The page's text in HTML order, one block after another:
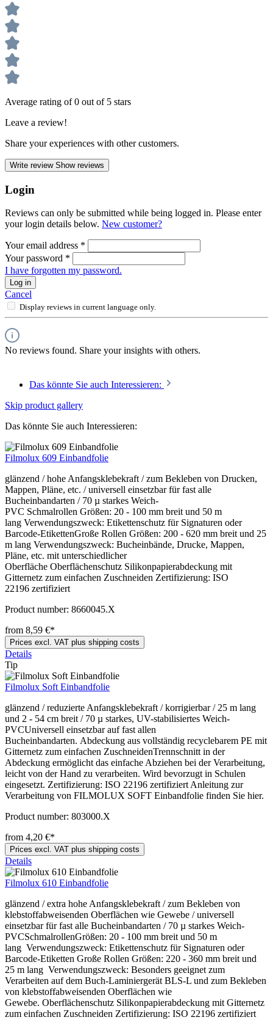
Average rating of 0 out of 5 stars
Leave a review!
Share your experiences with other customers.
Write review Show reviews
Login
Reviews can only be submitted while being logged in. Please enter
your login details below. New customer?
Your email address *
Your password *
I have forgotten my password.
Log in
Cancel
Display reviews in current language only.
No reviews found. Share your insights with others.
Das könnte Sie auch Interessieren:
Skip product gallery
Das könnte Sie auch Interessieren:
Filmolux 609 Einbandfolie
glänzend / hohe Anfangsklebekraft / zum Bekleben von Drucken,
Mappen, Pläne, etc. / universell einsetzbar für fast alle
Bucheinbandarten / 70 µ starkes Weich-
PVC Schmalrollen Größen: 20 - 100 mm breit und 50 m
lang Verwendungszweck: Etikettenschutz für Signaturen oder
Barcode-EtikettenGroße Rollen Größen: 200 - 620 mm breit und 25
m lang Verwendungszweck: Bucheinbände, Drucke, Mappen,
Pläne, etc. mit unterschiedlicher
Oberfläche Oberflächenschutz Silikonpapierabdeckung mit
Gitternetz zum einfachen Zuschneiden Zertifizierung: ISO
22196 zertifiziert
Product number: 8660045.X
from 8,59 €*
Prices excl. VAT plus shipping costs
Details
Tip
Filmolux Soft Einbandfolie
glänzend / reduzierte Anfangsklebekraft / korrigierbar / 25 m lang
und 2 - 54 cm breit / 70 µ starkes, UV-stabilisiertes Weich-
PVCUniversell einsetzbar auf fast allen
Bucheinbandarten. Abdeckung aus vollständig recyclebarem PE mit
Gitternetz zum einfachen ZuschneidenTrennschnitt in der
Abdeckung ermöglicht das einfache Abziehen bei der Verarbeitung,
leicht von der Hand zu verarbeiten. Wird bevorzugt in Schulen
eingesetzt. Zertifizierung: ISO 22196 zertifiziert Anleitung zur
Verarbeitung von FILMOLUX SOFT Einbandfolie finden Sie hier.
Product number: 803000.X
from 4,20 €*
Prices excl. VAT plus shipping costs
Details
Filmolux 610 Einbandfolie
glänzend / extra hohe Anfangsklebekraft / zum Bekleben von
klebstoffabweisenden Oberflächen wie Gewebe / universell
einsetzbar für fast alle Bucheinbandarten / 70 µ starkes Weich-
PVCSchmalrollenGrößen: 20 - 100 mm breit und 50 m
lang Verwendungszweck: Etikettenschutz für Signaturen oder
Barcode-Etiketten Große Rollen Größen: 220 - 360 mm breit und
25 m lang Verwendungszweck: Besonders geeignet zum
Verarbeiten auf dem Buch-Laminiergerät BLS-L und zum Bekleben
von klebstoffabweisenden Oberflächen wie
Gewebe. Oberflächenschutz Silikonpapierabdeckung mit Gitternetz
zum einfachen Zuschneiden Zertifizierung: ISO 22196 zertifiziert